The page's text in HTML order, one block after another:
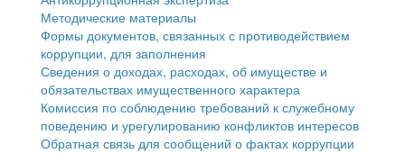
Собрание депутатов
Городское поселение
Сельские поселения
Методические материалы
Формы документов, связанных с противодействием
коррупции, для заполнения
Сведения о доходах, расходах, об имуществе и
обязательствах имущественного характера
Комиссия по соблюдению требований к служебному
поведению и урегулированию конфликтов интересов
Обратная связь для сообщений о фактах коррупции